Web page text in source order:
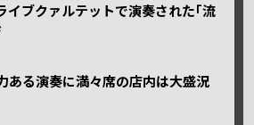
イブクァルテットで演奏された｢流
ある演奏に満々席の店内は大盛況